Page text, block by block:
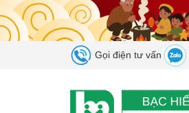
Gọi điện tư vấn